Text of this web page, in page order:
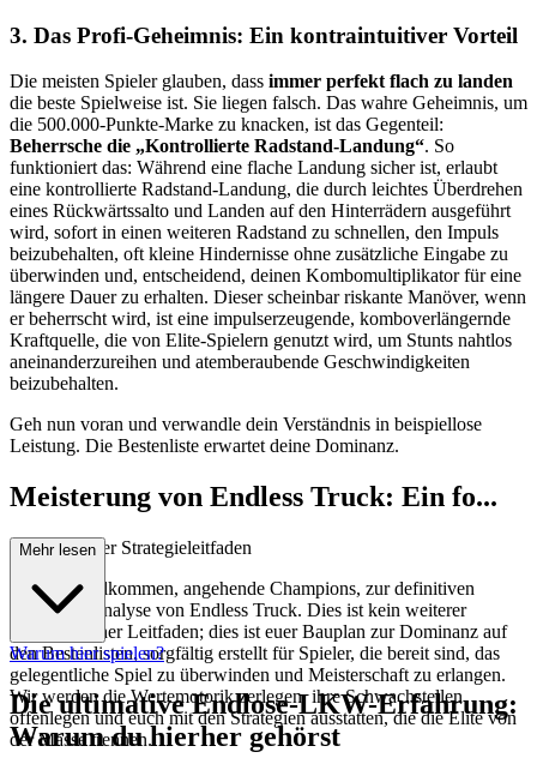
3. Das Profi-Geheimnis: Ein kontraintuitiver Vorteil
Die meisten Spieler glauben, dass immer perfekt flach zu landen
die beste Spielweise ist. Sie liegen falsch. Das wahre Geheimnis, um
die 500.000-Punkte-Marke zu knacken, ist das Gegenteil:
Beherrsche die „Kontrollierte Radstand-Landung“. So
funktioniert das: Während eine flache Landung sicher ist, erlaubt
eine kontrollierte Radstand-Landung, die durch leichtes Überdrehen
eines Rückwärtssalto und Landen auf den Hinterrädern ausgeführt
wird, sofort in einen weiteren Radstand zu schnellen, den Impuls
beizubehalten, oft kleine Hindernisse ohne zusätzliche Eingabe zu
überwinden und, entscheidend, deinen Kombomultiplikator für eine
längere Dauer zu erhalten. Dieser scheinbar riskante Manöver, wenn
er beherrscht wird, ist eine impulserzeugende, komboverlängernde
Kraftquelle, die von Elite-Spielern genutzt wird, um Stunts nahtlos
aneinanderzureihen und atemberaubende Geschwindigkeiten
beizubehalten.
Geh nun voran und verwandle dein Verständnis in beispiellose
Leistung. Die Bestenliste erwartet deine Dominanz.
Meisterung von Endless Truck: Ein fo...
rtgeschrittener Strategieleitfaden
Herzlich willkommen, angehende Champions, zur definitiven
taktischen Analyse von Endless Truck. Dies ist kein weiterer
oberflächlicher Leitfaden; dies ist euer Bauplan zur Dominanz auf
den Bestenlisten, sorgfältig erstellt für Spieler, die bereit sind, das
gelegentliche Spiel zu überwinden und Meisterschaft zu erlangen.
Wir werden die Wertemotorik zerlegen, ihre Schwachstellen
offenlegen und euch mit den Strategien ausstatten, die die Elite von
der Masse trennen.
Mehr lesen
Warum hier spielen?
Die ultimative Endlose-LKW-Erfahrung:
Warum du hierher gehörst